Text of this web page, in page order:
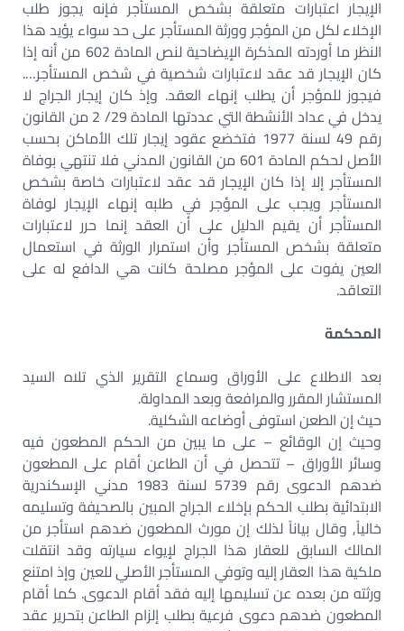
الإيجار اعتبارات متعلقة بشخص المستأجر فإنه يجوز طلب
الإخلاء لكل من المؤجر وورثة المستأجر على حد سواء يؤيد هذا
النظر ما أوردته المذكرة الإيضاحية لنص المادة 602 من أنه إذا
كان الإيجار قد عقد لاعتبارات شخصية في شخص المستأجر….
فيجوز للمؤجر أن يطلب إنهاء العقد. وإذ كان إيجار الجراج لا
يدخل في عداد الأنشطة التي عددتها المادة 29/ 2 من القانون
رقم 49 لسنة 1977 فتخضع عقود إيجار تلك الأماكن بحسب
الأصل لحكم المادة 601 من القانون المدني فلا تنتهي بوفاة
المستأجر إلا إذا كان الإيجار قد عقد لاعتبارات خاصة بشخص
المستأجر ويجب على المؤجر في طلبه إنهاء الإيجار لوفاة
المستأجر أن يقيم الدليل على أن العقد إنما حرر لاعتبارات
متعلقة بشخص المستأجر وأن استمرار الورثة في استعمال
العين يفوت على المؤجر مصلحة كانت هي الدافع له على
التعاقد.
المحكمة
بعد الاطلاع على الأوراق وسماع التقرير الذي تلاه السيد
المستشار المقرر والمرافعة وبعد المداولة.
حيث إن الطعن استوفى أوضاعه الشكلية.
وحيث إن الوقائع – على ما يبين من الحكم المطعون فيه
وسائر الأوراق – تتحصل في أن الطاعن أقام على المطعون
ضدهم الدعوى رقم 5739 لسنة 1983 مدني الإسكندرية
الابتدائية بطلب الحكم بإخلاء الجراج المبين بالصحيفة وتسليمه
خالياً, وقال بياناً لذلك إن مورث المطعون ضدهم استأجر من
المالك السابق للعقار هذا الجراج لإيواء سيارته وقد انتقلت
ملكية هذا العقار إليه وتوفي المستأجر الأصلي للعين وإذ امتنع
ورثته من بعده عن تسليمها إليه فقد أقام الدعوى. كما أقام
المطعون ضدهم دعوى فرعية بطلب إلزام الطاعن بتحرير عقد